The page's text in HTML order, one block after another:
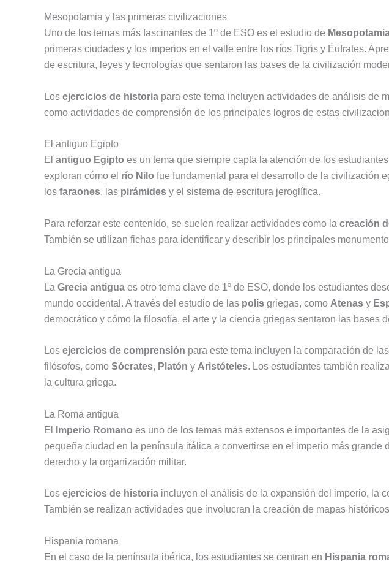
Mesopotamia y las primeras civilizaciones
Uno de los temas más fascinantes de 1º de ESO es el estudio de
primeras ciudades y los imperios en el valle entre los ríos Tigris y Éufrates.
de escritura, leyes y tecnologías que sentaron las bases de la civilización
Los ejercicios de historia para este tema incluyen actividades de análisis de
como actividades de comprensión de los principales logros de estas
El antiguo Egipto
El antiguo Egipto es un tema que siempre capta la atención de los
exploran cómo el río Nilo fue fundamental para el desarrollo de la civilización
los faraones, las pirámides y el sistema de escritura jeroglífica.
Para reforzar este contenido, se suelen realizar actividades como la creación
También se utilizan fichas para identificar y describir los principales
La Grecia antigua
La Grecia antigua es otro tema clave de 1º de ESO, donde los estudiantes
mundo occidental. A través del estudio de las polis griegas, como Atenas y
democrático y cómo la filosofía, el arte y la ciencia griegas sentaron las bases
Los ejercicios de comprensión para este tema incluyen la comparación de
filósofos, como Sócrates, Platón y Aristóteles. Los estudiantes también
la cultura griega.
La Roma antigua
El
Imperio Romano es uno de los temas más extensos e importantes de la
pequeña ciudad en la península itálica a convertirse en el imperio más
derecho y la organización militar.
Los ejercicios de historia incluyen el análisis de la expansión del imperio, la
También se realizan actividades que involucran la creación de mapas
Hispania romana
En el caso de la península ibérica, los estudiantes se centran en Hispania